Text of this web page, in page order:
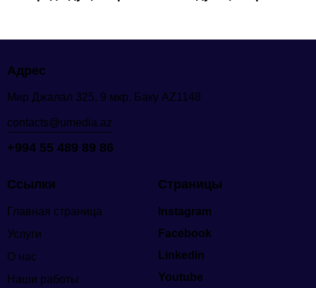
Адрес
Мир Джалал 325, 9 мкр, Баку AZ1148
contacts@umedia.az
+994 55 489 89 86
Ссылки
Главная страница
Услуги
О нас
Наши работы
Страницы
Instagram
Facebook
Linkedin
Youtube